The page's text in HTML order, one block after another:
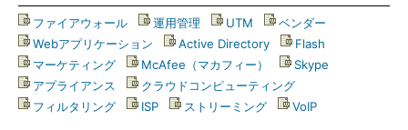
ファイアウォール 運用管理 UTM ベンダー
Webアプリケーション
Active Directory Flash
マーケティング
McAfee（マカフィー） Skype
アプライアンス
クラウドコンピューティング
フィルタリング
ISP ストリーミング VoIP